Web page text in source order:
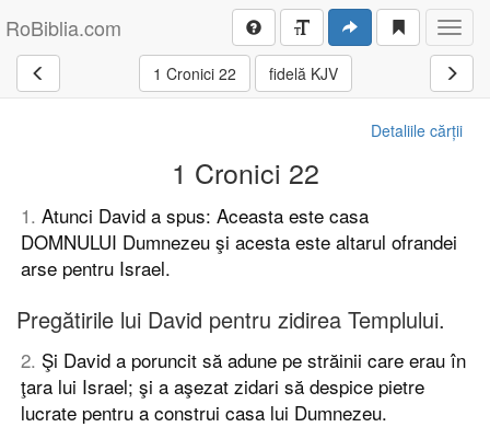
RoBiblia.com
1 Cronici 22 fidelă KJV
Detaliile cărții
1 Cronici 22
1. Atunci David a spus: Aceasta este casa
DOMNULUI Dumnezeu şi acesta este altarul ofrandei
arse pentru Israel.
Pregătirile lui David pentru zidirea Templului.
2. Şi David a poruncit să adune pe străinii care erau în
ţara lui Israel; şi a aşezat zidari să despice pietre
lucrate pentru a construi casa lui Dumnezeu.